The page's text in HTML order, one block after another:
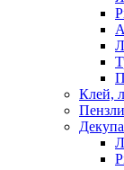
Клей,